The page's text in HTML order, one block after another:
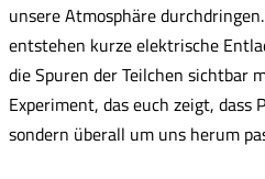
unsere Atmosphäre
entstehen kurze elektrische
die Spuren der Teilchen sichtbar
Experiment, das euch zeigt,
sondern überall um uns herum